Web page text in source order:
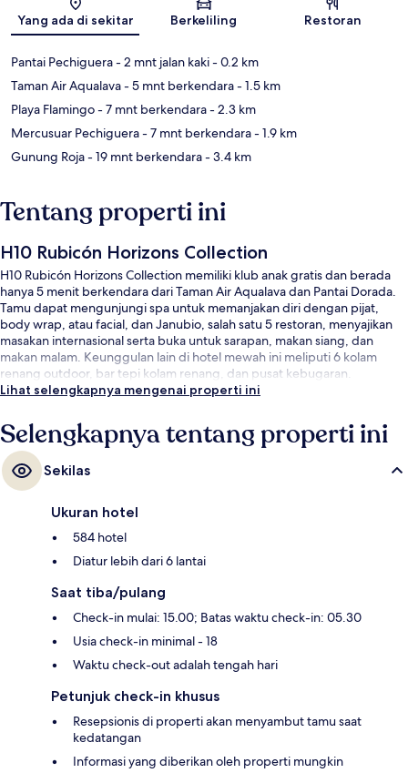
Peta
Yang ada di sekitar Berkeliling Restoran
Pantai Pechiguera- 2 mnt jalan kaki- 0.2 km
Taman Air Aqualava- 5 mnt berkendara- 1.5 km
Playa Flamingo- 7 mnt berkendara- 2.3 km
Mercusuar Pechiguera- 7 mnt berkendara- 1.9 km
Gunung Roja- 19 mnt berkendara- 3.4 km
Tentang properti ini
H10 Rubicón Horizons Collection
H10 Rubicón Horizons Collection memiliki klub anak gratis dan berada
hanya 5 menit berkendara dari Taman Air Aqualava dan Pantai Dorada.
Tamu dapat mengunjungi spa untuk memanjakan diri dengan pijat,
body wrap, atau facial, dan Janubio, salah satu 5 restoran, menyajikan
masakan internasional serta buka untuk sarapan, makan siang, dan
makan malam. Keunggulan lain di hotel mewah ini meliputi 6 kolam
renang outdoor, bar tepi kolam renang, dan pusat kebugaran.
Lihat selengkapnya mengenai properti ini
Selengkapnya tentang properti ini
Sekilas
Ukuran hotel
584 hotel
Diatur lebih dari 6 lantai
Saat tiba/pulang
Check-in mulai: 15.00; Batas waktu check-in: 05.30
Usia check-in minimal - 18
Waktu check-out adalah tengah hari
Petunjuk check-in khusus
Resepsionis di properti akan menyambut tamu saat
kedatangan
Informasi yang diberikan oleh properti mungkin